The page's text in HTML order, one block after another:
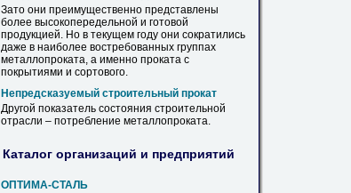
Зато они преимущественно представлены
более высокопередельной и готовой
продукцией. Но в текущем году они сократились
даже в наиболее востребованных группах
металлопроката, а именно проката с
покрытиями и сортового.
Непредсказуемый строительный прокат
Другой показатель состояния строительной
отрасли – потребление металлопроката.
Каталог организаций и предприятий
ОПТИМА-СТАЛЬ